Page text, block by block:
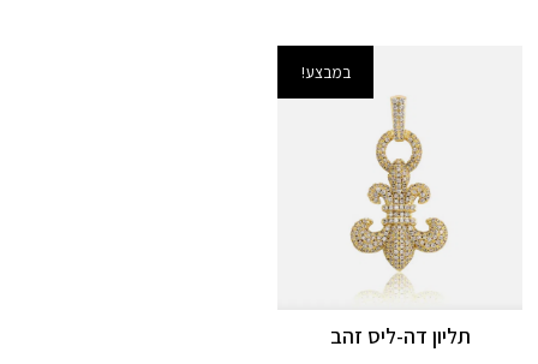
במבצע!
תליון דה-ליס זהב